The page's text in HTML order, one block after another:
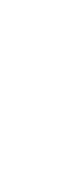
jedinečné,